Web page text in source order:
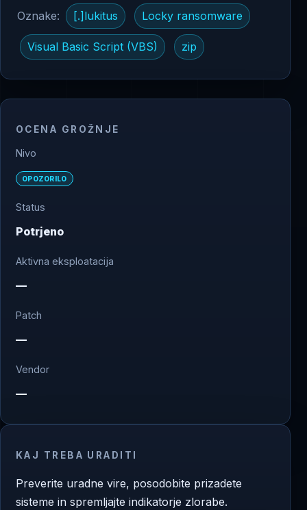
Oznake: [.]lukitus Locky ransomware
Visual Basic Script (VBS) zip
OCENA GROŽNJE
Nivo
OPOZORILO
Status
Potrjeno
Aktivna eksploatacija
—
Patch
—
Vendor
—
KAJ TREBA URADITI
Preverite uradne vire, posodobite prizadete
sisteme in spremljajte indikatorje zlorabe.